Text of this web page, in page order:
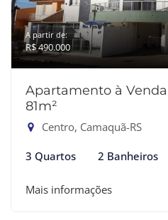
A partir de:
R$ 490.000
Apartamento à
81m²
Centro, Camaquã-RS
3 Quartos 2 Banheiros
Mais informações